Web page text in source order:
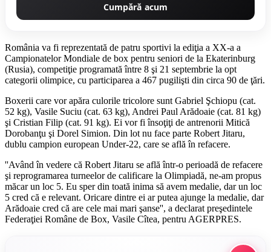
Cumpără acum
România va fi reprezentată de patru sportivi la ediţia a XX-a a
Campionatelor Mondiale de box pentru seniori de la Ekaterinburg
(Rusia), competiţie programată între 8 şi 21 septembrie la opt
categorii olimpice, cu participarea a 467 pugilişti din circa 90 de ţări.
Boxerii care vor apăra culorile tricolore sunt Gabriel Şchiopu (cat.
52 kg), Vasile Suciu (cat. 63 kg), Andrei Paul Arădoaie (cat. 81 kg)
şi Cristian Filip (cat. 91 kg). Ei vor fi însoţiţi de antrenorii Mitică
Dorobanţu şi Dorel Simion. Din lot nu face parte Robert Jitaru,
dublu campion european Under-22, care se află în refacere.
''Având în vedere că Robert Jitaru se află într-o perioadă de refacere
şi reprogramarea turneelor de calificare la Olimpiadă, ne-am propus
măcar un loc 5. Eu sper din toată inima să avem medalie, dar un loc
5 cred că e relevant. Oricare dintre ei ar putea ajunge la medalie, dar
Arădoaie cred că are cele mai mari şanse'', a declarat preşedintele
Federaţiei Române de Box, Vasile Cîtea, pentru AGERPRES.